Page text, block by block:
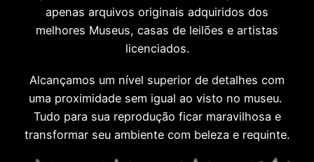
apenas arquivos originais adquiridos dos
melhores Museus, casas de leilões e artistas
licenciados.
Alcançamos um nível superior de detalhes com
uma proximidade sem igual ao visto no museu.
Tudo para sua reprodução ficar maravilhosa e
transformar seu ambiente com beleza e requinte.